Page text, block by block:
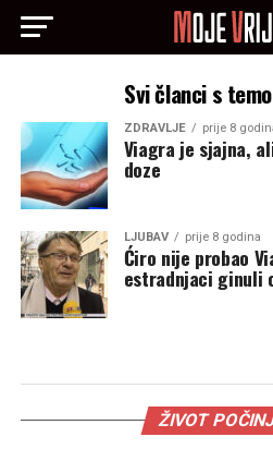
Svi članci s
ZDRAVLJE prije 8
Viagra je sjajna,
doze
LJUBAV prije 8 godina
Ćiro nije probao
estradnjaci ginuli
ŽIVOT